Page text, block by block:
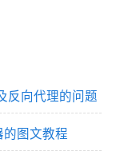
反向代理的问题
图文教程